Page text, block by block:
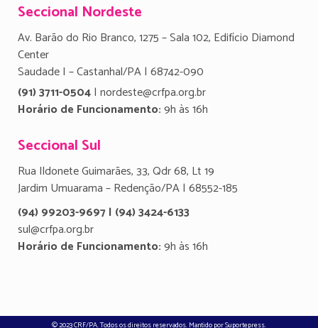
Seccional Nordeste
Av. Barão do Rio Branco, 1275 – Sala 102, Edifício Diamond
Center
Saudade I – Castanhal/PA | 68742-090
(91) 3711-0504| nordeste@crfpa.org.br
Horário de Funcionamento:9h às 16h
Seccional Sul
Rua Ildonete Guimarães, 33, Qdr 68, Lt 19
Jardim Umuarama – Redenção/PA | 68552-185
(94) 99203-9697 | (94) 3424-6133
sul@crfpa.org.br
Horário de Funcionamento:9h às 16h
© 2023 CRF/PA. Todos os direitos reservados. Mantido porSuportepress.